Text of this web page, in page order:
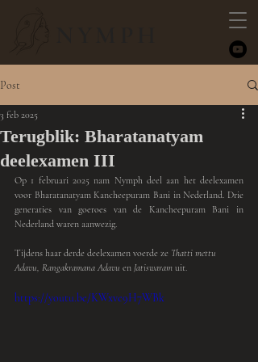
Post
Terugblik: Bharatanatyam
deelexamen III
3 feb 2025
Op 1 februari 2025 nam Nymph deel aan het deelexamen
voor Bharatanatyam Kancheepuram Bani in Nederland. Drie
generaties van goeroes van de Kancheepuram Bani in
Nederland waren aanwezig.
Tijdens haar derde deelexamen voerde ze Thatti mettu
Adavu, Rangakramana Adavu en Jatiswaram uit.
https://youtu.be/KWxve9H7WBk